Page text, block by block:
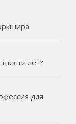
шести лет?
для